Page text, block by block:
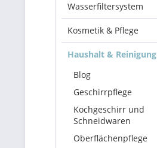
Wasserfiltersystem
Kosmetik & Pflege
Haushalt & Reinigung
Blog
Geschirrpflege
Kochgeschirr und
Schneidwaren
Oberflächenpflege